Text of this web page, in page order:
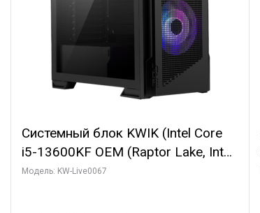
Системный блок KWIK (Intel Core
i5-13600KF OEM (Raptor Lake, Intel
7, C14 8EC/6PC/ 64 ГБ ОЗУ/ Palit
Модель: KW-Live0067